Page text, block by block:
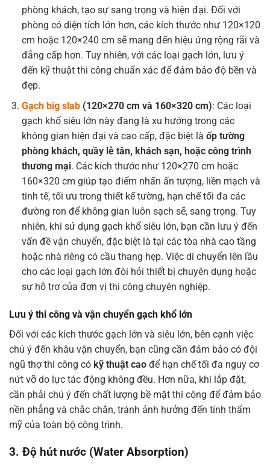
phòng khách, tạo sự sang trọng và hiện đại. Đối với
phòng có diện tích lớn hơn, các kích thước như 120×120
cm hoặc 120×240 cm sẽ mang đến hiệu ứng rộng rãi và
đẳng cấp hơn. Tuy nhiên, với các loại gạch lớn, lưu ý
đến kỹ thuật thi công chuẩn xác để đảm bảo độ bền và
đẹp.
Gạch big slab(120×270 cm và 160×320 cm): Các loại
gạch khổ siêu lớn này đang là xu hướng trong các
không gian hiện đại và cao cấp, đặc biệt là ốp tường
phòng khách, quầy lễ tân, khách sạn, hoặc công trình
thương mại. Các kích thước như 120×270 cm hoặc
160×320 cm giúp tạo điểm nhấn ấn tượng, liền mạch và
tinh tế, tối ưu trong thiết kế tường, hạn chế tối đa các
đường ron để không gian luôn sạch sẽ, sang trọng. Tuy
nhiên, khi sử dụng gạch khổ siêu lớn, bạn cần lưu ý đến
vấn đề vận chuyển, đặc biệt là tại các tòa nhà cao tầng
hoặc nhà riêng có cầu thang hẹp. Việc di chuyển lên lầu
cho các loại gạch lớn đòi hỏi thiết bị chuyên dụng hoặc
sự hỗ trợ của đơn vị thi công chuyên nghiệp.
Lưu ý thi công và vận chuyển gạch khổ lớn
Đối với các kích thước gạch lớn và siêu lớn, bên cạnh việc
chú ý đến khâu vận chuyển, bạn cũng cần đảm bảo có đội
ngũ thợ thi công có kỹ thuật cao để hạn chế tối đa nguy cơ
nứt vỡ do lực tác động không đều. Hơn nữa, khi lắp đặt,
cần phải chú ý đến chất lượng bề mặt thi công để đảm bảo
nền phẳng và chắc chắn, tránh ảnh hưởng đến tính thẩm
mỹ của toàn bộ công trình.
3. Độ hút nước (Water Absorption)